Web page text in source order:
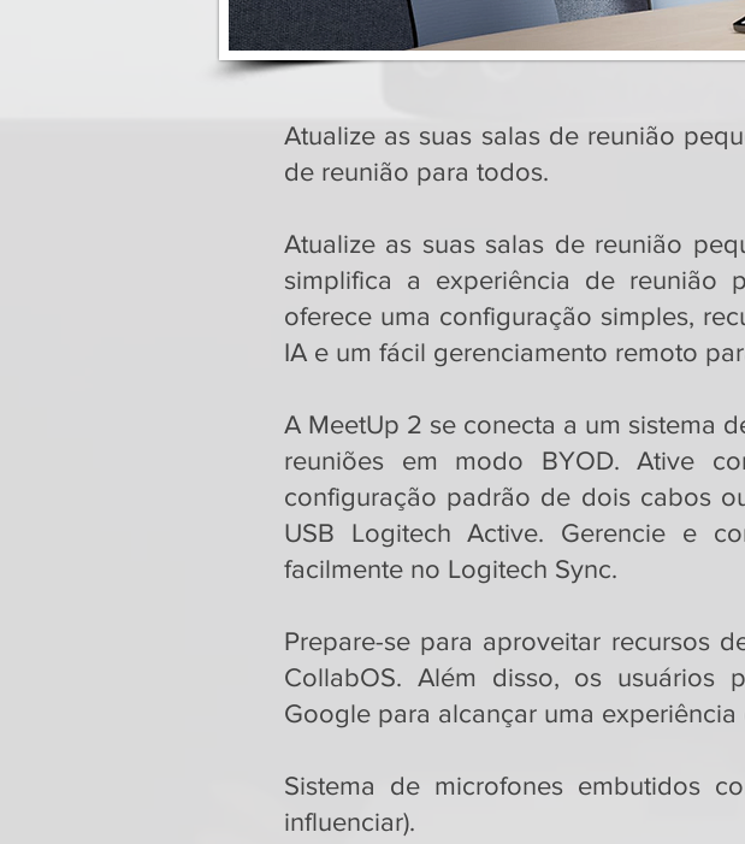
Atualize as suas salas de reunião
de reunião para todos.
Atualize as suas salas de reunião
simplifica a experiência de reunião
oferece uma configuração simples,
IA e um fácil gerenciamento remoto
A MeetUp 2 se conecta a um sistema
reuniões em modo BYOD. Ative
configuração padrão de dois cabos
USB Logitech Active. Gerencie e
facilmente no Logitech Sync.
Prepare-se para aproveitar recursos
CollabOS. Além disso, os usuários
Google para alcançar uma
Sistema de microfones embutidos
influenciar).